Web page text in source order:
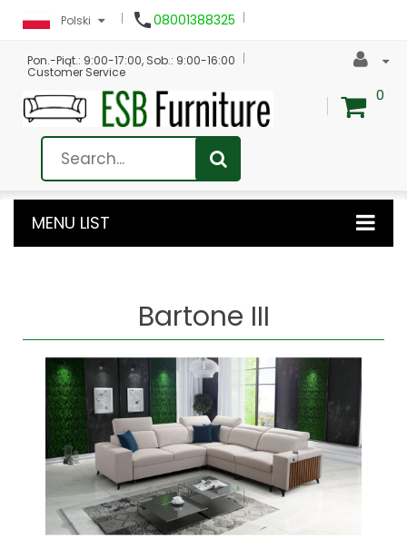
Polski 08001388325
Pon.-Piąt.: 9:00-17:00, Sob.: 9:00-16:00
Customer Service
0
MENU LIST
Bartone III